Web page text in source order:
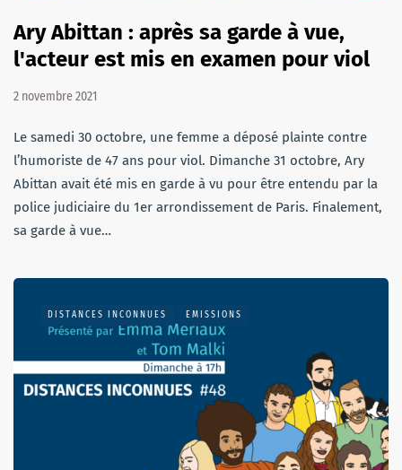
Ary Abittan : après sa garde à vue,
l'acteur est mis en examen pour viol
2 novembre 2021
Le samedi 30 octobre, une femme a déposé plainte contre
l’humoriste de 47 ans pour viol. Dimanche 31 octobre, Ary
Abittan avait été mis en garde à vu pour être entendu par la
police judiciaire du 1er arrondissement de Paris. Finalement,
sa garde à vue…
DISTANCES INCONNUES EMISSIONS